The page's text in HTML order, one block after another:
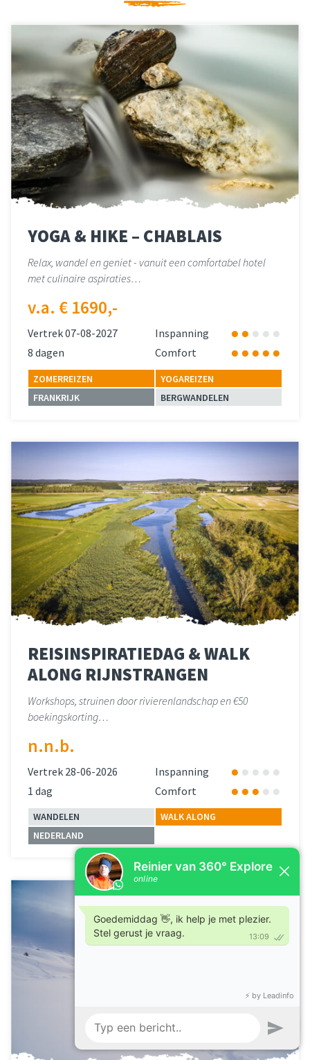
YOGA & HIKE – CHABLAIS
Relax, wandel en geniet - vanuit een comfortabel hotel
met culinaire aspiraties…
v.a. € 1690,-
Vertrek 07-08-2027
Inspanning
8 dagen
Comfort
ZOMERREIZEN
YOGAREIZEN
FRANKRIJK
BERGWANDELEN
REISINSPIRATIEDAG & WALK
ALONG RIJNSTRANGEN
Workshops, struinen door rivierenlandschap en €50
boekingskorting…
n.n.b.
Vertrek 28-06-2026
Inspanning
1 dag
Comfort
WANDELEN
WALK ALONG
NEDERLAND
Lees meer